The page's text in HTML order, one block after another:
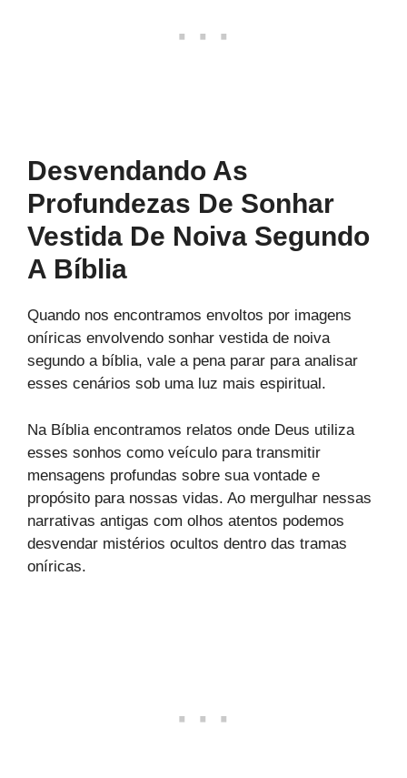
Desvendando As
Profundezas De Sonhar
Vestida De Noiva Segundo
A Bíblia
Quando nos encontramos envoltos por imagens
oníricas envolvendo sonhar vestida de noiva
segundo a bíblia, vale a pena parar para analisar
esses cenários sob uma luz mais espiritual.
Na Bíblia encontramos relatos onde Deus utiliza
esses sonhos como veículo para transmitir
mensagens profundas sobre sua vontade e
propósito para nossas vidas. Ao mergulhar nessas
narrativas antigas com olhos atentos podemos
desvendar mistérios ocultos dentro das tramas
oníricas.